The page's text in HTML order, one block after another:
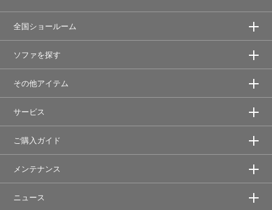
全国ショールーム
ソファを探す
その他アイテム
サービス
ご購入ガイド
メンテナンス
ニュース